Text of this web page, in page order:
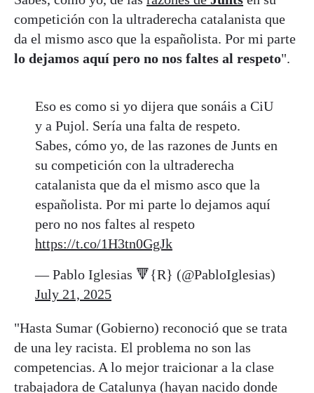
competición con la ultraderecha catalanista que
da el mismo asco que la españolista. Por mi parte
lo dejamos aquí pero no nos faltes al respeto".
Eso es como si yo dijera que sonáis a CiU
y a Pujol. Sería una falta de respeto.
Sabes, cómo yo, de las razones de Junts en
su competición con la ultraderecha
catalanista que da el mismo asco que la
españolista. Por mi parte lo dejamos aquí
pero no nos faltes al respeto
https://t.co/1H3tn0GgJk
— Pablo Iglesias 🔻{R} (@PabloIglesias)
July 21, 2025
"Hasta Sumar (Gobierno) reconoció que se trata
de una ley racista. El problema no son las
competencias. A lo mejor traicionar a la clase
trabajadora de Catalunya (hayan nacido donde